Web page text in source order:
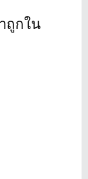
ถูกใน